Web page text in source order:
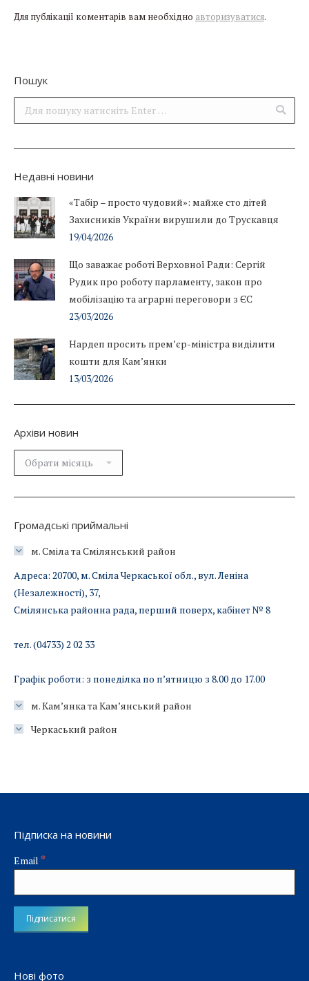
Для публікації коментарів вам необхідно авторизуватися.
Пошук
Поиск:
Недавні новини
«Табір – просто чудовий»: майже сто дітей
Захисників України вирушили до Трускавця
19/04/2026
Що заважає роботі Верховної Ради: Сергій
Рудик про роботу парламенту, закон про
мобілізацію та аграрні переговори з ЄС
23/03/2026
Нардеп просить прем’єр-міністра виділити
кошти для Кам’янки
13/03/2026
Архіви новин
Архіви
новин
Громадські приймальні
м. Сміла та Смілянський район
Адреса: 20700, м. Сміла Черкаської обл., вул. Леніна
(Незалежності), 37,
Смілянська районна рада, перший поверх, кабінет № 8
тел. (04733) 2 02 33
Графік роботи: з понеділка по п’ятницю з 8.00 до 17.00
м. Кам’янка та Кам’янський район
Черкаський район
Підписка на новини
Email *
Нові фото